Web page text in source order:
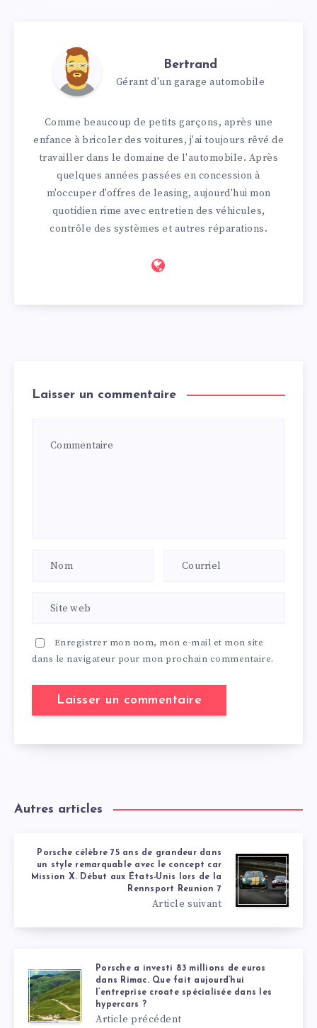
Bertrand
Gérant d'un garage automobile
Comme beaucoup de petits garçons, après une
enfance à bricoler des voitures, j'ai toujours rêvé de
travailler dans le domaine de l'automobile. Après
quelques années passées en concession à
m'occuper d'offres de leasing, aujourd'hui mon
quotidien rime avec entretien des véhicules,
contrôle des systèmes et autres réparations.
Laisser un commentaire
Enregistrer mon nom, mon e-mail et mon site
dans le navigateur pour mon prochain commentaire.
Autres articles
Porsche célèbre 75 ans de grandeur dans
un style remarquable avec le concept car
Mission X. Début aux États-Unis lors de la
Rennsport Reunion 7
Article suivant
Porsche a investi 83 millions de euros
dans Rimac. Que fait aujourd’hui
l’entreprise croate spécialisée dans les
hypercars ?
Article précédent